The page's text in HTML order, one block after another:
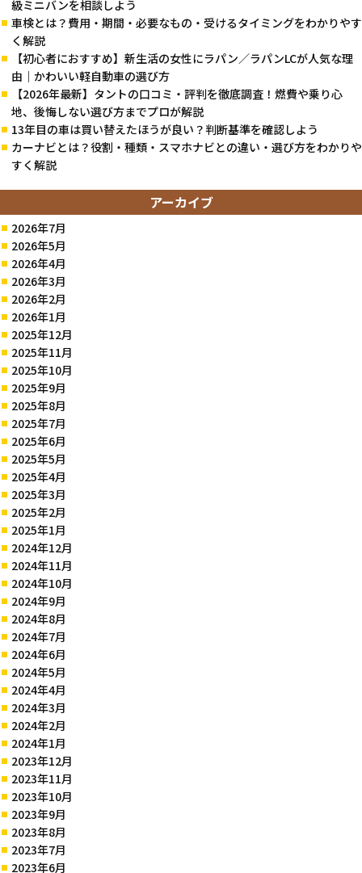
級ミニバンを相談しよう
車検とは？費用・期間・必要なもの・受けるタイミングをわかりやす
く解説
【初心者におすすめ】新生活の女性にラパン／ラパンLCが人気な理
由｜かわいい軽自動車の選び方
【2026年最新】タントの口コミ・評判を徹底調査！燃費や乗り心
地、後悔しない選び方までプロが解説
13年目の車は買い替えたほうが良い？判断基準を確認しよう
カーナビとは？役割・種類・スマホナビとの違い・選び方をわかりや
すく解説
アーカイブ
2026年7月
2026年5月
2026年4月
2026年3月
2026年2月
2026年1月
2025年12月
2025年11月
2025年10月
2025年9月
2025年8月
2025年7月
2025年6月
2025年5月
2025年4月
2025年3月
2025年2月
2025年1月
2024年12月
2024年11月
2024年10月
2024年9月
2024年8月
2024年7月
2024年6月
2024年5月
2024年4月
2024年3月
2024年2月
2024年1月
2023年12月
2023年11月
2023年10月
2023年9月
2023年8月
2023年7月
2023年6月